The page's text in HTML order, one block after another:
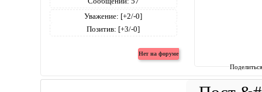
Уважение: [+2/-0]
Позитив: [+3/-0]